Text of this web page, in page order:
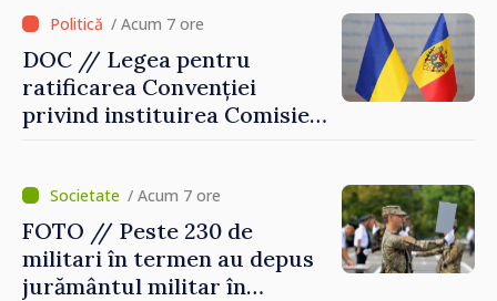
/ Acum 7 ore
DOC // Legea pentru
ratificarea Convenției
privind instituirea Comisiei
Monitorul Oficial
/ Acum 7 ore
FOTO // Peste 230 de
militari în termen au depus
jurământul militar în